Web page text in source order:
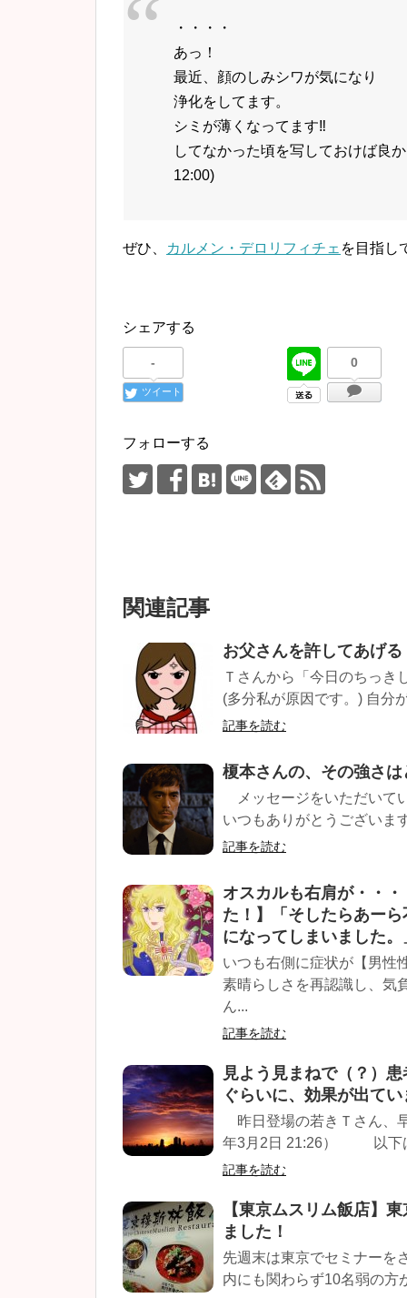
・・・・
あっ！
最近、顔のしみシワが気になり
浄化をしてます。
シミが薄くなってます‼︎
してなかった頃を写しておけば良
12:00)
ぜひ、 カルメン・デロリフィチェ を目指し
シェアする
-
ツイート
0
フォローする
関連記事
お父さんを許してあげ
Ｔさんから「今日のちっき
(多分私が原因です。) 自分
記事を読む
榎本さんの、その強さ
メッセージをいただいて
いつもありがとうございま
記事を読む
オスカルも右肩が・・
た！】「そしたらあー
になってしまいました。
いつも右側に症状が【男性
素晴らしさを再認識し、気
ん...
記事を読む
見よう見まねで（？）
ぐらいに、効果が出て
昨日登場の若きＴさん、
年3月2日 21:26） 以下は
記事を読む
【東京ムスリム飯店】
ました！
先週末は東京でセミナーを
内にも関わらず10名弱の方